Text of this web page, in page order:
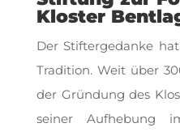
Kloster
Der Stiftergedanke
Tradition. Weit über
der Gründung des
seiner Aufhebung